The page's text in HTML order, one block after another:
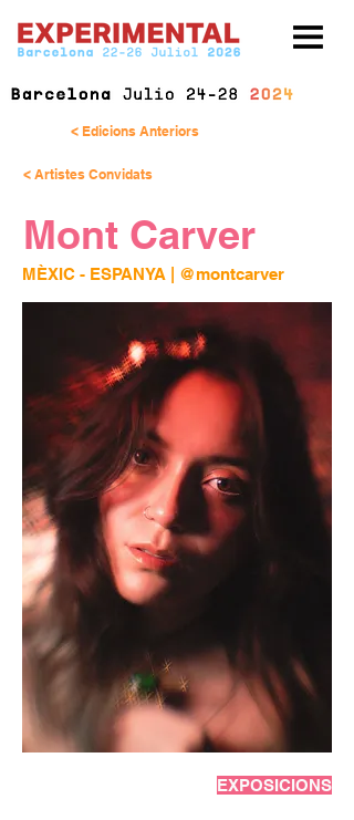
< Edicions Anteriors
< Artistes Convidats
Mont Carver
MÈXIC - ESPANYA | @montcarver
EXPOSICIONS